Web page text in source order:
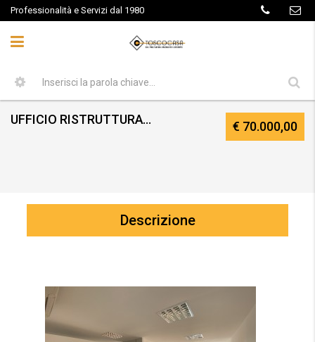
Professionalità e Servizi dal 1980
UFFICIO RISTRUTTURATO CENTRO COMMERCIALE LE PALME € 70.000,00
Descrizione